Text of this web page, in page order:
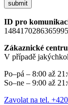
submit
ID pro
Zákaznické
V případě
Po–pá – 8:00 až
So–ne – 9:00 až
Zavolat na tel.